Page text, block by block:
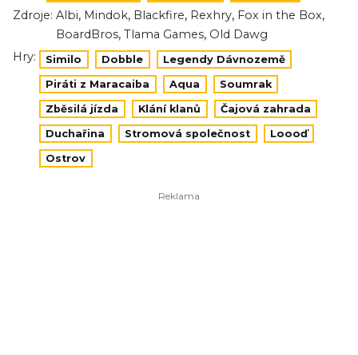
Zdroje: Albi, Mindok, Blackfire, Rexhry, Fox in the Box,
BoardBros, Tlama Games, Old Dawg
Hry:
Similo Dobble Legendy Dávnozemě
Piráti z Maracaiba Aqua Soumrak
Zběsilá jízda Klání klanů Čajová zahrada
Duchařina Stromová společnost Loooď
Ostrov